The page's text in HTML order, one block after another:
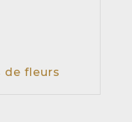
de fleurs